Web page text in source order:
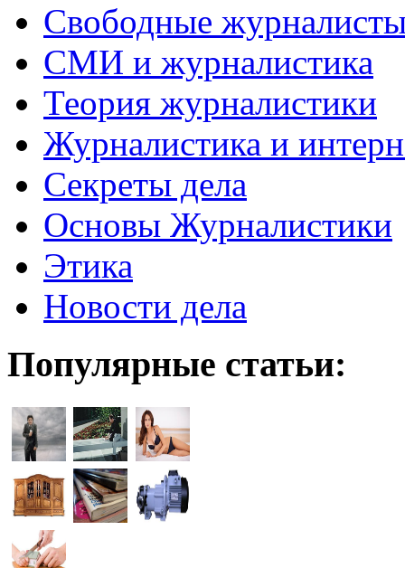
Свободные
СМИ и журналистика
Теория журналистики
Журналистика и
Секреты дела
Основы Журналистики
Этика
Новости дела
Популярные статьи: